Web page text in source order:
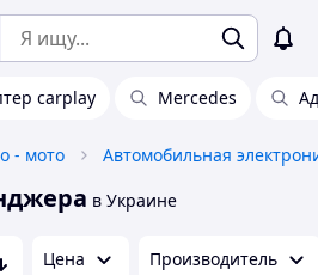
carplay Mercedes
- мото Автомобильная
в Украине
Цена Производитель